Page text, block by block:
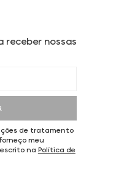
receber nossas
de tratamento
meu
na Política de